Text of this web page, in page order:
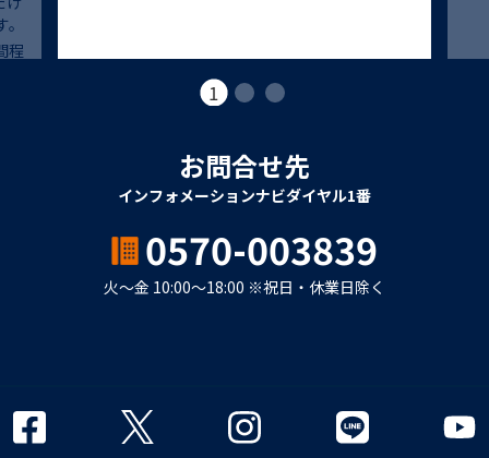
程
1
お問合せ先
インフォメーションナビダイヤル1番
0570-003839
火〜金 10:00〜18:00 ※祝日・休業日除く